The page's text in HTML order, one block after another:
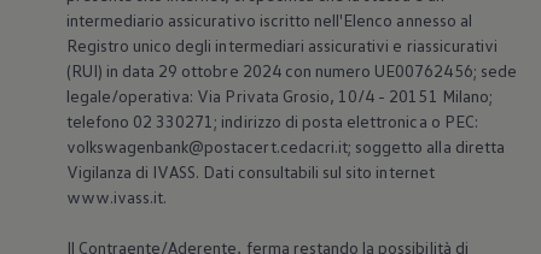
intermediario assicurativo iscritto nell'Elenco annesso al
Registro unico degli intermediari assicurativi e riassicurativi
(RUI) in data 29 ottobre 2024 con numero UE00762456; sede
legale/operativa: Via Privata Grosio, 10/4 - 20151 Milano;
telefono 02 330271; indirizzo di posta elettronica o PEC:
volkswagenbank@postacert.cedacri.it; soggetto alla diretta
Vigilanza di IVASS. Dati consultabili sul sito internet
www.ivass.it.
Il Contraente/Aderente, ferma restando la possibilità di